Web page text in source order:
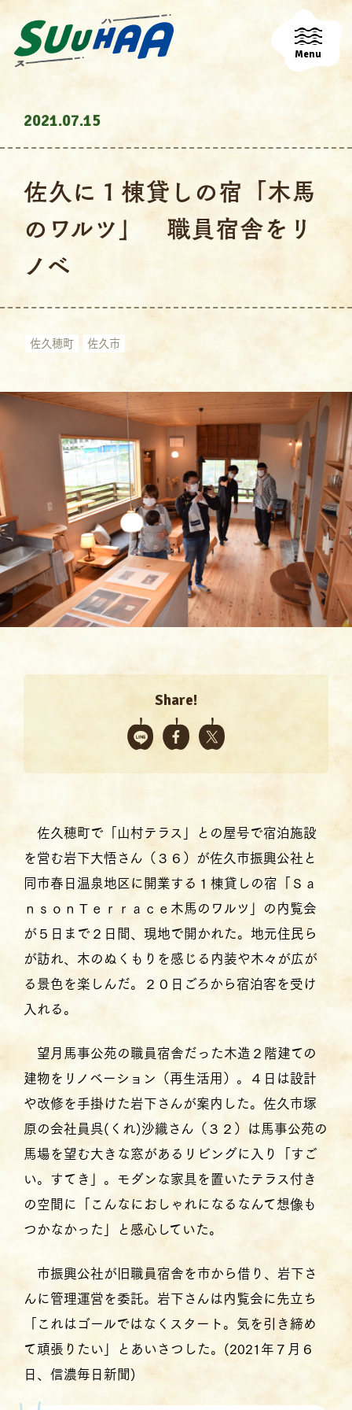
Menu
2021.07.15
佐久に１棟貸しの宿「木馬
のワルツ」 職員宿舎をリ
ノベ
佐久穂町 佐久市
Share!
佐久穂町で「山村テラス」との屋号で宿泊施設
を営む岩下大悟さん（３６）が佐久市振興公社と
同市春日温泉地区に開業する１棟貸しの宿「Ｓａ
ｎｓｏｎＴｅｒｒａｃｅ木馬のワルツ」の内覧会
が５日まで２日間、現地で開かれた。地元住民ら
が訪れ、木のぬくもりを感じる内装や木々が広が
る景色を楽しんだ。２０日ごろから宿泊客を受け
入れる。
望月馬事公苑の職員宿舎だった木造２階建ての
建物をリノベーション（再生活用）。４日は設計
や改修を手掛けた岩下さんが案内した。佐久市塚
原の会社員呉(くれ)沙織さん（３２）は馬事公苑の
馬場を望む大きな窓があるリビングに入り「すご
い。すてき」。モダンな家具を置いたテラス付き
の空間に「こんなにおしゃれになるなんて想像も
つかなかった」と感心していた。
市振興公社が旧職員宿舎を市から借り、岩下さ
んに管理運営を委託。岩下さんは内覧会に先立ち
「これはゴールではなくスタート。気を引き締め
て頑張りたい」とあいさつした。(2021年７月６
日、信濃毎日新聞)